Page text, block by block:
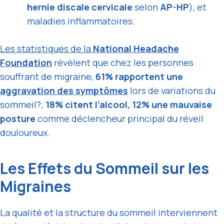
hernie discale cervicale selonAP-HP), et
maladies inflammatoires.
Les statistiques de la National Headache
Foundation révèlent que chez les personnes
souffrant de migraine, 61% rapportent une
aggravation des symptômes lors de variations du
sommeil?; 18% citent l’alcool, 12% une mauvaise
posture comme déclencheur principal du réveil
douloureux.
Les Effets du Sommeil sur les
Migraines
La qualité et la structure du sommeil interviennent